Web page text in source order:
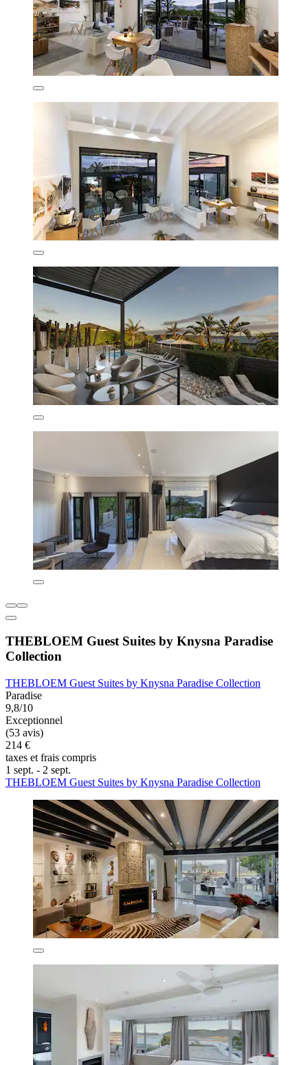
THEBLOEM Guest Suites by Knysna Paradise
Collection
THEBLOEM Guest Suites by Knysna Paradise Collection
Paradise
9,8/10
Exceptionnel
(53 avis)
214 €
taxes et frais compris
1 sept. - 2 sept.
THEBLOEM Guest Suites by Knysna Paradise Collection